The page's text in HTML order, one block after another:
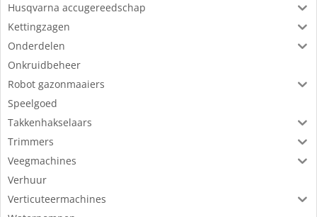
Husqvarna accugereedschap
Kettingzagen
Onderdelen
Onkruidbeheer
Robot gazonmaaiers
Speelgoed
Takkenhakselaars
Trimmers
Veegmachines
Verhuur
Verticuteermachines